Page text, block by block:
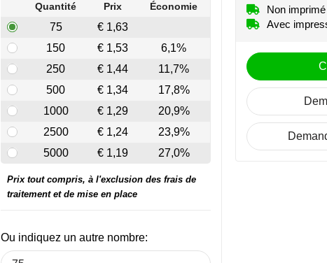
Quantité Prix Économie
75
€ 1,63
150
€ 1,53
6,1%
250
€ 1,44
11,7%
500
€ 1,34
17,8%
1000
€ 1,29
20,9%
2500
€ 1,24
23,9%
5000
€ 1,19 27,0%
Ou indiquez un autre nombre:
Prix tout compris, à l'exclusion des frais de
traitement et de mise en place
Non imprimé
Avec